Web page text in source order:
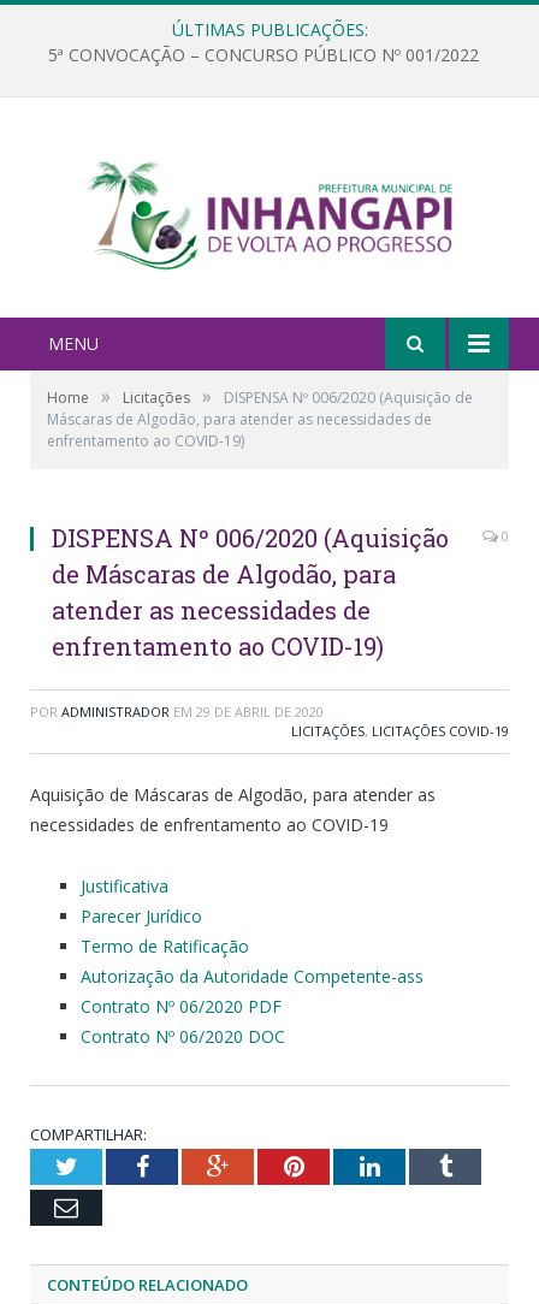
ÚLTIMAS PUBLICAÇÕES:
5ª CONVOCAÇÃO – CONCURSO PÚBLICO Nº 001/2022
MENU
Home » Licitações »
DISPENSA Nº 006/2020 (Aquisição de
Máscaras de Algodão, para atender as necessidades de
enfrentamento ao COVID-19)
DISPENSA Nº 006/2020 (Aquisição
de Máscaras de Algodão, para
atender as necessidades de
enfrentamento ao COVID-19)
0
POR ADMINISTRADOR EM 29 DE ABRIL DE 2020
LICITAÇÕES, LICITAÇÕES COVID-19
Aquisição de Máscaras de Algodão, para atender as
necessidades de enfrentamento ao COVID-19
Justificativa
Parecer Jurídico
Termo de Ratificação
Autorização da Autoridade Competente-ass
Contrato Nº 06/2020 PDF
Contrato Nº 06/2020 DOC
COMPARTILHAR:
TwitterFacebookGoogle+PinterestLinkedInTumblr
Email
CONTEÚDO RELACIONADO